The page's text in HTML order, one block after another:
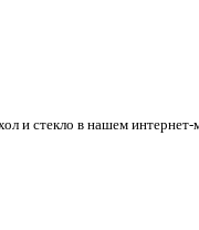
и стекло в нашем интернет-